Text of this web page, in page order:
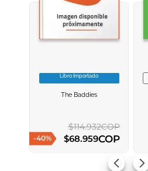
VER INFORMACION
Libro Importado
The Baddies
-40%
$114.932COP
$68.959COP